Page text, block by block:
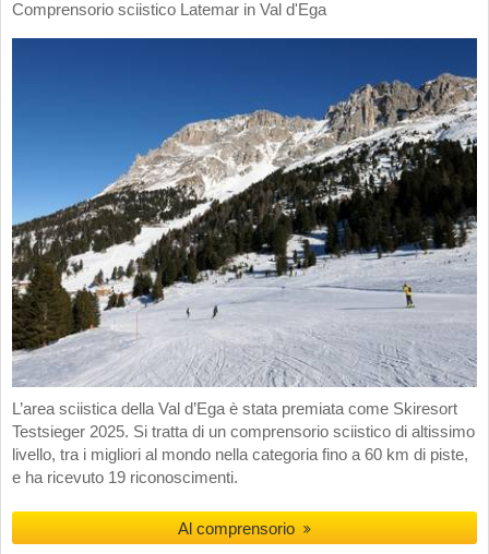
Comprensorio sciistico Latemar in Val d'Ega
L’area sciistica della Val d’Ega è stata premiata come Skiresort
Testsieger 2025. Si tratta di un comprensorio sciistico di altissimo
livello, tra i migliori al mondo nella categoria fino a 60 km di piste,
e ha ricevuto 19 riconoscimenti.
Al comprensorio